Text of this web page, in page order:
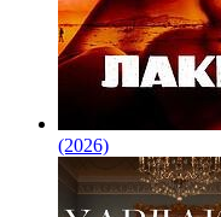
(2026)